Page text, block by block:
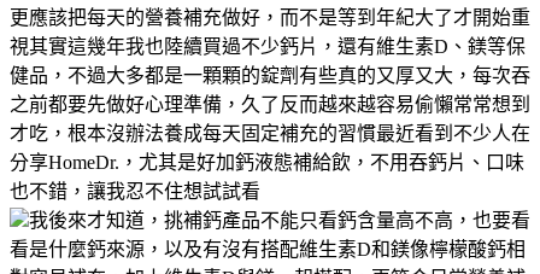
更應該把每天的營養補充做好，而不是等到年紀大了才開始重
視其實這幾年我也陸續買過不少鈣片，還有維生素D、鎂等保
健品，不過大多都是一顆顆的錠劑有些真的又厚又大，每次吞
之前都要先做好心理準備，久了反而越來越容易偷懶常常想到
才吃，根本沒辦法養成每天固定補充的習慣最近看到不少人在
分享HomeDr.，尤其是好加鈣液態補給飲，不用吞鈣片、口味
也不錯，讓我忍不住想試試看
我後來才知道，挑補鈣產品不能只看鈣含量高不高，也要看
看是什麼鈣來源，以及有沒有搭配維生素D和鎂像檸檬酸鈣相